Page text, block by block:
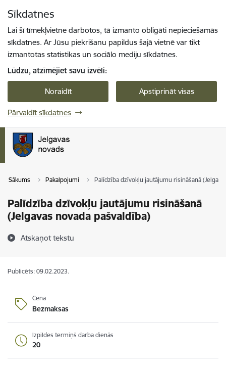
Sīkdatnes
Lai šī tīmekļvietne darbotos, tā izmanto obligāti nepieciešamās
sīkdatnes. Ar Jūsu piekrišanu papildus šajā vietnē var tikt
izmantotas statistikas un sociālo mediju sīkdatnes.
Lūdzu, atzīmējiet savu izvēli:
Noraidīt Apstiprināt visas
Pārvaldīt sīkdatnes
Sākums Pakalpojumi Palīdzība dzīvokļu jautājumu risināšanā
Palīdzība dzīvokļu jautājumu risināšanā
(Jelgavas novada pašvaldība)
Atskaņot tekstu
Publicēts: 09.02.2023.
Cena
Bezmaksas
Izpildes termiņš darba dienās
20